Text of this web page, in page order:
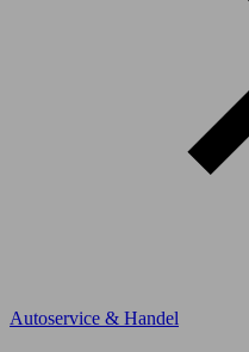
Autoservice & Handel